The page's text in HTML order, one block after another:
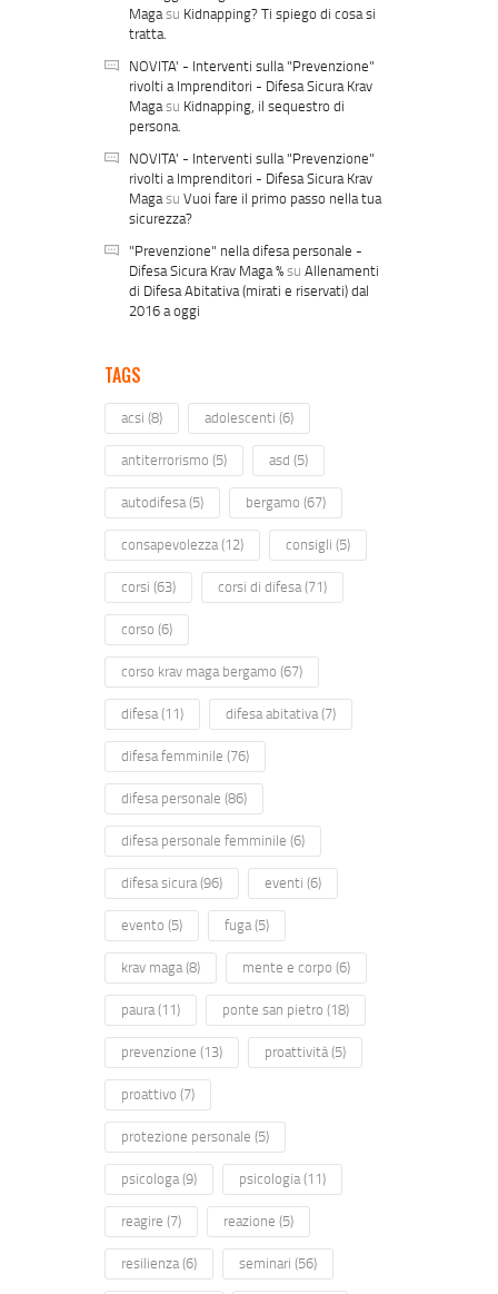
Magasu Kidnapping? Ti spiego di cosa si
tratta.
NOVITA' - Interventi sulla "Prevenzione"
rivolti a Imprenditori - Difesa Sicura Krav
Magasu Kidnapping, il sequestro di
persona.
NOVITA' - Interventi sulla "Prevenzione"
rivolti a Imprenditori - Difesa Sicura Krav
MagasuVuoi fare il primo passo nella tua
sicurezza?
"Prevenzione" nella difesa personale -
Difesa Sicura Krav Maga %suAllenamenti
di Difesa Abitativa (mirati e riservati) dal
2016 a oggi
TAGS
acsi (8) adolescenti (6)
antiterrorismo (5) asd (5)
autodifesa(5) bergamo (67)
consapevolezza(12) consigli (5)
corsi (63) corsi di difesa(71)
corso (6)
corso krav maga bergamo (67)
difesa(11) difesa abitativa(7)
difesa femminile (76)
difesa personale (86)
difesa personale femminile (6)
difesa sicura(96) eventi (6)
evento (5) fuga(5)
krav maga(8) mente e corpo (6)
paura(11) ponte san pietro (18)
prevenzione (13) proattività(5)
proattivo (7)
protezione personale (5)
psicologa(9) psicologia(11)
reagire (7) reazione (5)
resilienza(6) seminari (56)